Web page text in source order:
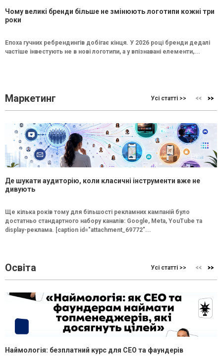
Чому великі бренди більше не змінюють логотипи кожні три
роки
Епоха гучних ребрендингів добігає кінця. У 2026 році бренди дедалі
частіше інвестують не в нові логотипи, а у впізнавані елементи,...
Маркетинг Усі статті >>
Де шукати аудиторію, коли класичні інструменти вже не
дивують
Ще кілька років тому для більшості рекламних кампаній було
достатньо стандартного набору каналів: Google, Meta, YouTube та
display-реклама. [caption id="attachment_69772"...
Освіта Усі статті >>
Наймологія: безплатний курс для CEO та фаундерів